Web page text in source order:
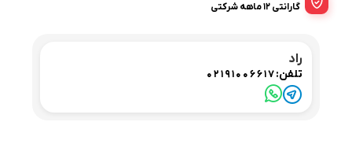
گارانتی 12 ماهه شرکتی
راد
تلفن:02191006617